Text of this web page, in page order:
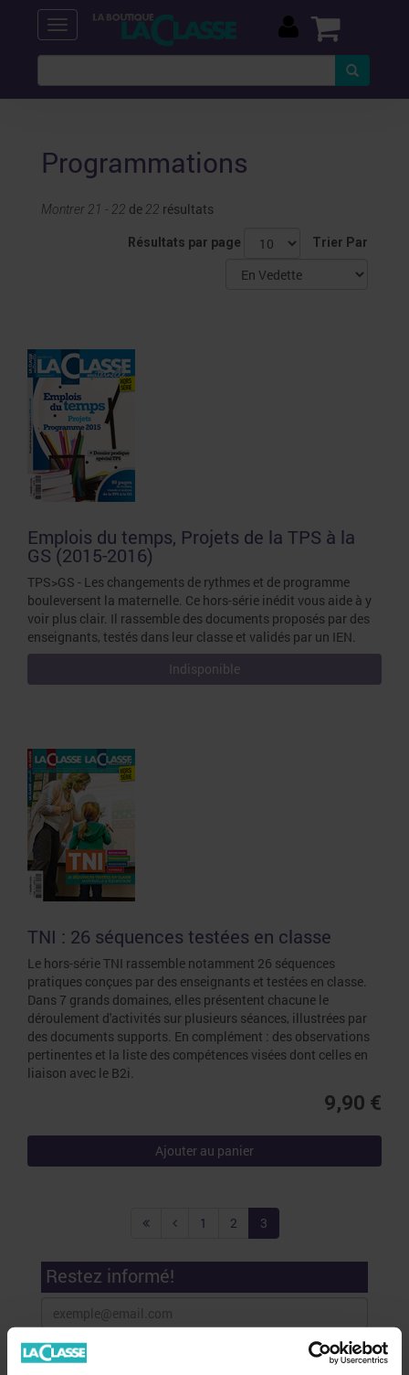
Programmations
Montrer 21 - 22 de 22 résultats
Résultats par page Trier Par
Emplois du temps, Projets de la TPS à la
GS (2015-2016)
TPS>GS - Les changements de rythmes et de programme
bouleversent la maternelle. Ce hors-série inédit vous aide à y
voir plus clair. Il rassemble des documents proposés par des
enseignants, testés dans leur classe et validés par un IEN.
Indisponible
TNI : 26 séquences testées en classe
Le hors-série TNI rassemble notamment 26 séquences
pratiques conçues par des enseignants et testées en classe.
Dans 7 grands domaines, elles présentent chacune le
déroulement d'activités sur plusieurs séances, illustrées par
des documents supports. En complément : des observations
pertinentes et la liste des compétences visées dont celles en
liaison avec le B2i.
9,90 €
Ajouter au panier
1 2 3
Restez informé!